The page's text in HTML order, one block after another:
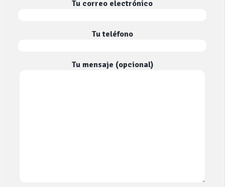
Tu correo electrónico
Tu teléfono
Tu mensaje (opcional)